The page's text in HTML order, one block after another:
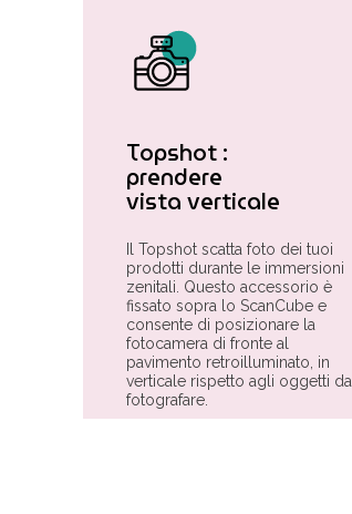
Topshot :
prendere
vista verticale
Il Topshot scatta foto dei tuoi
prodotti durante le immersioni
zenitali. Questo accessorio è
fissato sopra lo ScanCube e
consente di posizionare la
fotocamera di fronte al
pavimento retroilluminato, in
verticale rispetto agli oggetti da
fotografare.